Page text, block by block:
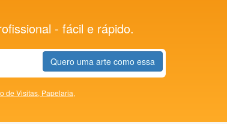
- fácil e rápido.
Quero uma arte como essa
de Visitas, Papelaria,